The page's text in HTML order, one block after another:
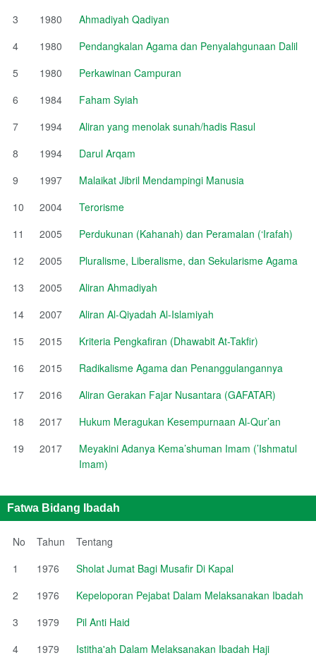
3
1980
Ahmadiyah Qadiyan
4
1980
Pendangkalan Agama dan Penyalahgunaan Dalil
5
1980
Perkawinan Campuran
6
1984
Faham Syiah
7
1994
Aliran yang menolak sunah/hadis Rasul
8
1994
Darul Arqam
9
1997
Malaikat Jibril Mendampingi Manusia
10
2004
Terorisme
11
2005
Perdukunan (Kahanah) dan Peramalan (‘Irafah)
12
2005
Pluralisme, Liberalisme, dan Sekularisme Agama
13
2005
Aliran Ahmadiyah
14
2007
Aliran Al-Qiyadah Al-Islamiyah
15
2015
Kriteria Pengkafiran (Dhawabit At-Takfir)
16
2015
Radikalisme Agama dan Penanggulangannya
17
2016
Aliran Gerakan Fajar Nusantara (GAFATAR)
18
2017
Hukum Meragukan Kesempurnaan Al-Qur’an
19
2017
Meyakini Adanya Kema’shuman Imam (’Ishmatul
Imam)
Fatwa Bidang Ibadah
No Tahun
Tentang
1
1976
Sholat Jumat Bagi Musafir Di Kapal
2
1976
Kepeloporan Pejabat Dalam Melaksanakan Ibadah
3
1979
Pil Anti Haid
4
1979
Istitha'ah Dalam Melaksanakan Ibadah Haji